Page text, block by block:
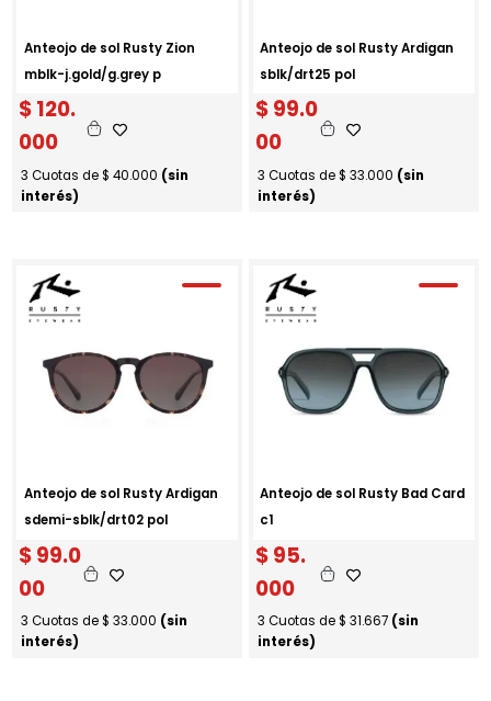
Anteojo de sol Rusty Zion
mblk-j.gold/g.grey p
$120.
000
3 Cuotas de $ 40.000 (sin
interés)
Anteojo de sol Rusty Ardigan
sblk/drt25 pol
$99.0
00
3 Cuotas de $ 33.000 (sin
interés)
Anteojo de sol Rusty Ardigan
sdemi-sblk/drt02 pol
$99.0
00
3 Cuotas de $ 33.000 (sin
interés)
Anteojo de sol Rusty Bad Card
c1
$95.
000
3 Cuotas de $ 31.667 (sin
interés)